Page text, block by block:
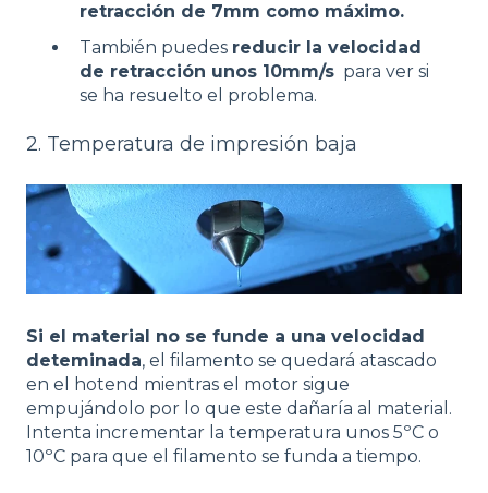
retracción de 7mm como máximo.
También puedes reducir la velocidad
de retracción unos 10mm/s para ver si
se ha resuelto el problema.
2. Temperatura de impresión baja
Si el material no se funde a una velocidad
deteminada, el filamento se quedará atascado
en el hotend mientras el motor sigue
empujándolo por lo que este dañaría al material.
Intenta incrementar la temperatura unos 5ºC o
10ºC para que el filamento se funda a tiempo.